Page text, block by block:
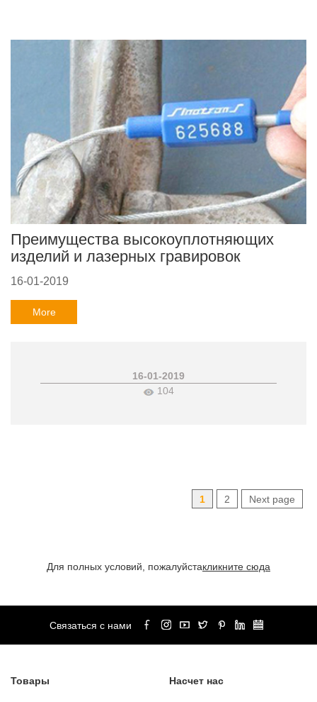
Преимущества высокоуплотняющих
изделий и лазерных гравировок
16-01-2019
More
16-01-2019
104
1 2 Next page
Для полных условий, пожалуйстакликните сюда
Связаться с нами
Товары Насчет нас